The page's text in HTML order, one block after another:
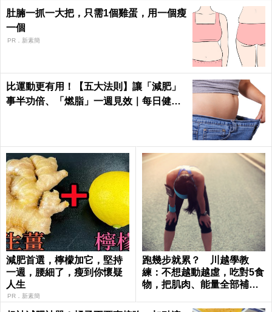
肚腩一抓一大把，只需1個雞蛋，用一個瘦
一個
PR．新素簡
比運動更有用！【五大法則】讓「減肥」
事半功倍、「燃脂」一週見效｜每日健康
減肥首選，檸檬加它，堅持
一週，腰細了，瘦到你懷疑
人生
PR．新素簡
跑幾步就累？ 川越學教
練：不想越動越虛，吃對5食
物，把肌肉、能量全部補回